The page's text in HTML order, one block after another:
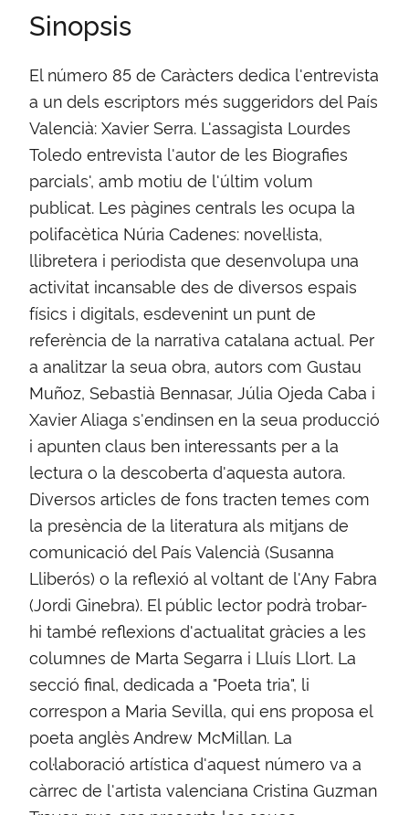
Sinopsis
El número 85 de Caràcters dedica l'entrevista
a un dels escriptors més suggeridors del País
Valencià: Xavier Serra. L'assagista Lourdes
Toledo entrevista l'autor de les Biografies
parcials', amb motiu de l'últim volum
publicat. Les pàgines centrals les ocupa la
polifacètica Núria Cadenes: novel·lista,
llibretera i periodista que desenvolupa una
activitat incansable des de diversos espais
físics i digitals, esdevenint un punt de
referència de la narrativa catalana actual. Per
a analitzar la seua obra, autors com Gustau
Muñoz, Sebastià Bennasar, Júlia Ojeda Caba i
Xavier Aliaga s'endinsen en la seua producció
i apunten claus ben interessants per a la
lectura o la descoberta d'aquesta autora.
Diversos articles de fons tracten temes com
la presència de la literatura als mitjans de
comunicació del País Valencià (Susanna
Lliberós) o la reflexió al voltant de l'Any Fabra
(Jordi Ginebra). El públic lector podrà trobar-
hi també reflexions d'actualitat gràcies a les
columnes de Marta Segarra i Lluís Llort. La
secció final, dedicada a "Poeta tria", li
correspon a Maria Sevilla, qui ens proposa el
poeta anglès Andrew McMillan. La
col·laboració artística d'aquest número va a
càrrec de l'artista valenciana Cristina Guzman